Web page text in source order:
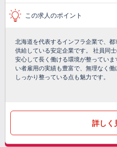
この求人のポイント
北海道を代表するインフラ企業で、都
供給している安定企業です。 社員同士
安心して長く働ける環境が整っていま
い者雇用の実績も豊富で、無理なく
しっかり整っている点も魅力です。
詳しく